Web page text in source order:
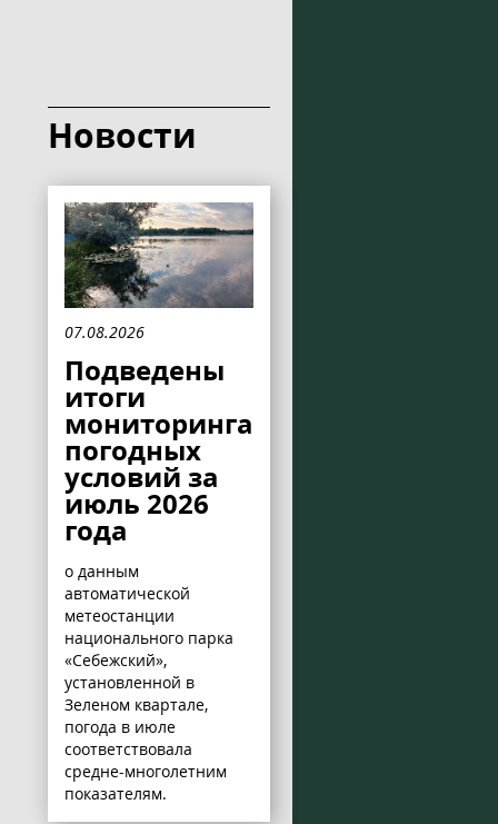
Новости
07.08.2026
Подведены
итоги
мониторинга
погодных
условий за
июль 2026
года
о данным
автоматической
метеостанции
национального парка
«Себежский»,
установленной в
Зеленом квартале,
погода в июле
соответствовала
средне-многолетним
показателям.